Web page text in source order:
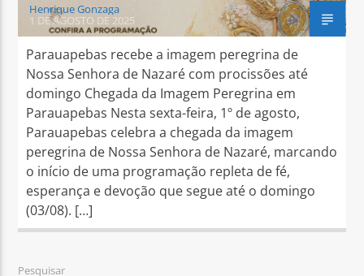
Henrique Gonzaga
1 DE AGOSTO DE 2025
Parauapebas recebe a imagem peregrina de
Nossa Senhora de Nazaré com procissões até
domingo Chegada da Imagem Peregrina em
Parauapebas Nesta sexta-feira, 1º de agosto,
Parauapebas celebra a chegada da imagem
peregrina de Nossa Senhora de Nazaré, marcando
o início de uma programação repleta de fé,
esperança e devoção que segue até o domingo
(03/08). […]
Pesquisar